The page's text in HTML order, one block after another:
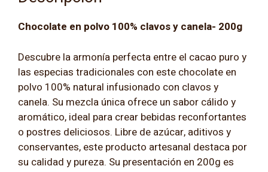
Chocolate en polvo 100% clavos y canela- 200g
Descubre la armonía perfecta entre el cacao puro y
las especias tradicionales con este chocolate en
polvo 100% natural infusionado con clavos y
canela. Su mezcla única ofrece un sabor cálido y
aromático, ideal para crear bebidas reconfortantes
o postres deliciosos. Libre de azúcar, aditivos y
conservantes, este producto artesanal destaca por
su calidad y pureza. Su presentación en 200g es